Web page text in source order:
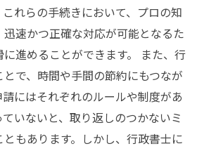
れらの手続きにおいて、プロの知
速かつ正確な対応が可能となるた
進めることができます。 また、行
で、時間や手間の節約にもつなが
にはそれぞれのルールや制度があ
いないと、取り返しのつかないミ
もあります。しかし、行政書士に